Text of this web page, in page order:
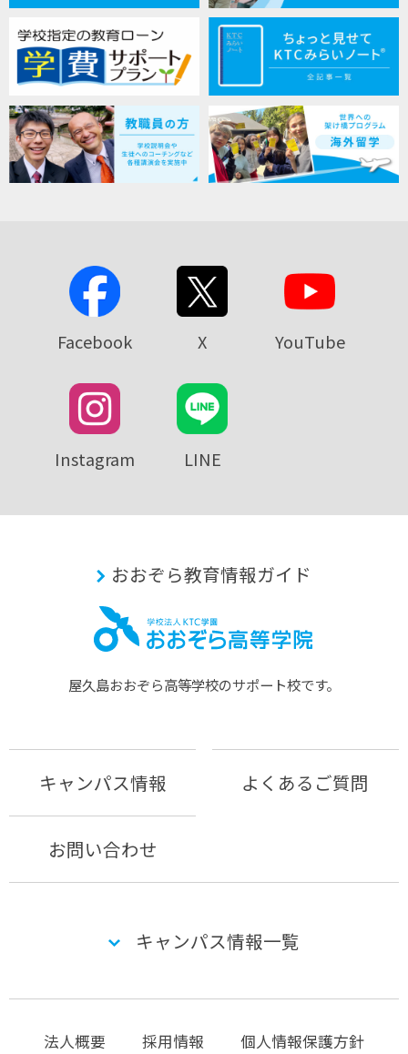
Facebook X YouTube
Instagram LINE
おおぞら教育情報ガイド
屋久島おおぞら⾼等学校のサポート校です。
キャンパス情報 よくあるご質問
お問い合わせ
キャンパス情報一覧
法人概要 採用情報 個人情報保護方針